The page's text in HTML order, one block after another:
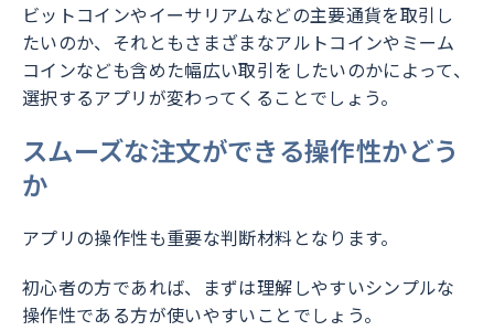
ビットコインやイーサリアムなどの主要通貨を取引し
たいのか、それともさまざまなアルトコインやミーム
コインなども含めた幅広い取引をしたいのかによって、
選択するアプリが変わってくることでしょう。
スムーズな注文ができる操作性かどう
か
アプリの操作性も重要な判断材料となります。
初心者の方であれば、まずは理解しやすいシンプルな
操作性である方が使いやすいことでしょう。